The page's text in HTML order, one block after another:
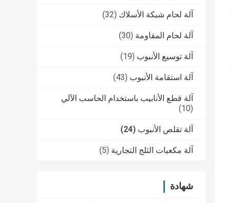
آلة لحام شبكة الأسلاك (32)
آلة لحام المقاومة (30)
آلة توسيع الأنبوب (19)
آلة استقامة الأنبوب (43)
آلة قطع الأنابيب باستخدام الحاسب الآلي
(10)
آلة تقلص الأنبوب (24)
آلة مكعبات الثلج التجارية (5)
شهادة